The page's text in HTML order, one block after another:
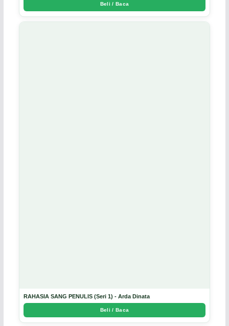
Beli / Baca
RAHASIA SANG PENULIS (Seri 1) - Arda Dinata
Beli / Baca